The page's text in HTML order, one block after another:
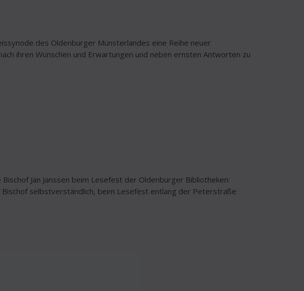
des Oldenburger Münsterlandes eine Reihe neuer
ihren Wünschen und Erwartungen und neben ernsten Antworten zu
Jan Janssen beim Lesefest der Oldenburger Bibliotheken:
selbstverständlich, beim Lesefest entlang der Peterstraße